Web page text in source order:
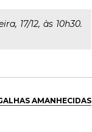
17/12, às 10h30.
AMANHECIDAS